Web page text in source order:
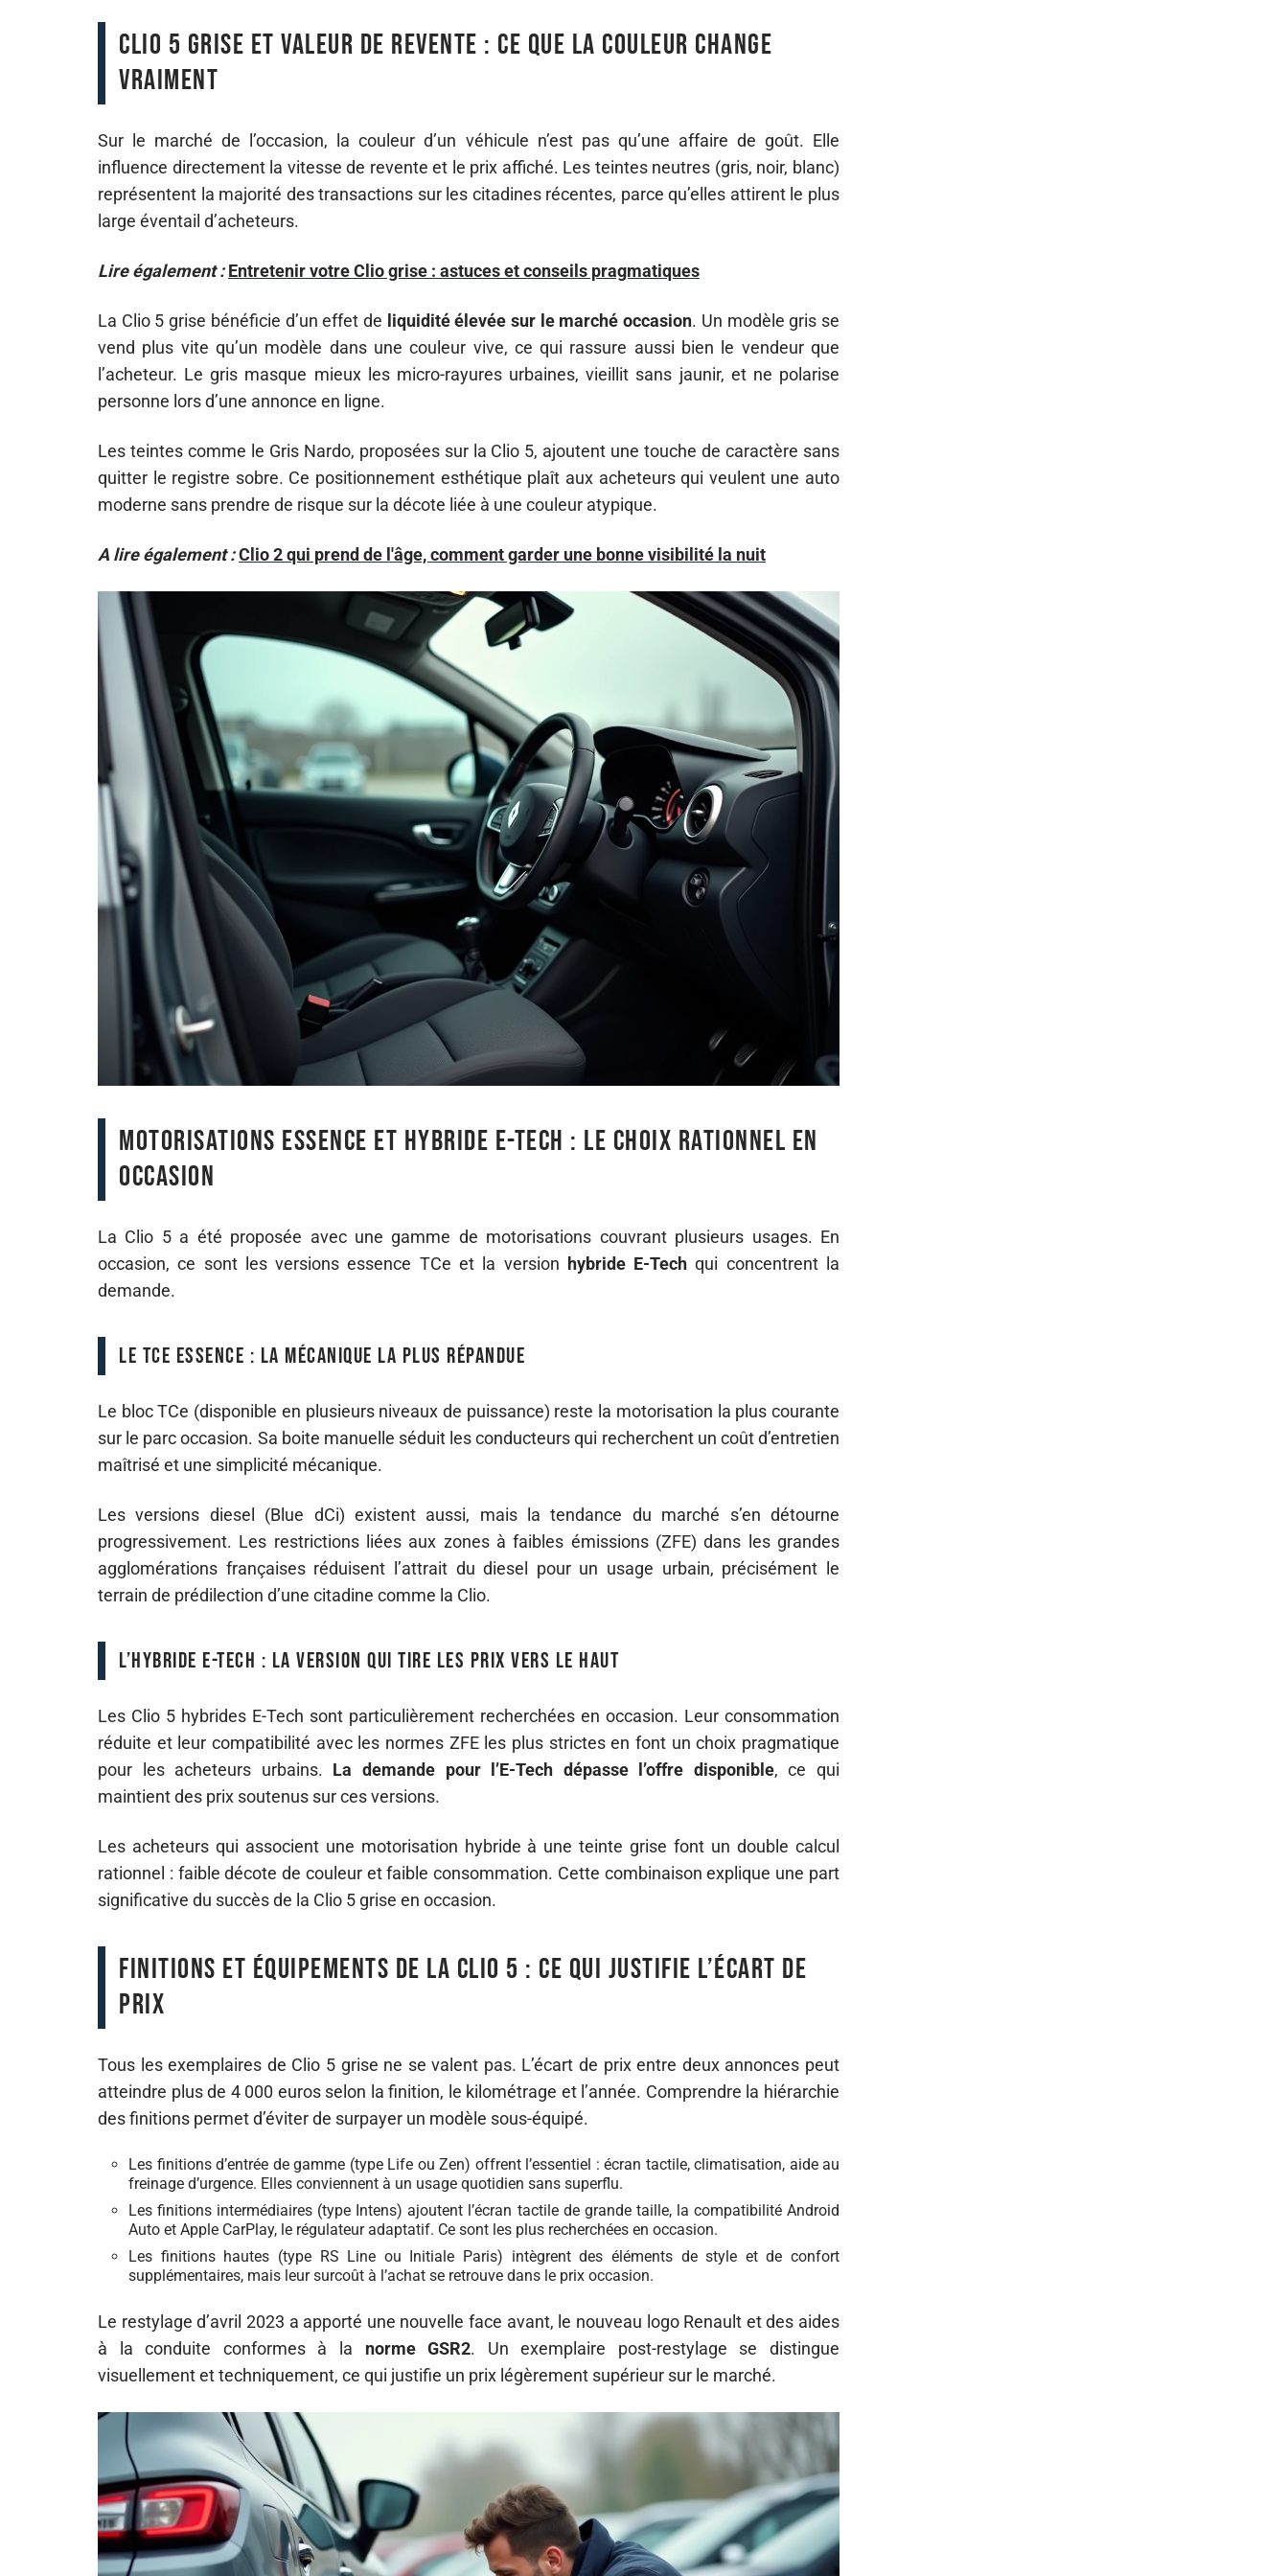
Clio 5 grise et valeur de revente : ce que la couleur change
vraiment
Sur le marché de l’occasion, la couleur d’un véhicule n’est pas qu’une affaire de goût. Elle
influence directement la vitesse de revente et le prix affiché. Les teintes neutres (gris, noir, blanc)
représentent la majorité des transactions sur les citadines récentes, parce qu’elles attirent le plus
large éventail d’acheteurs.
Lire également : Entretenir votre Clio grise : astuces et conseils pragmatiques
La Clio 5 grise bénéficie d’un effet de liquidité élevée sur le marché occasion. Un modèle gris se
vend plus vite qu’un modèle dans une couleur vive, ce qui rassure aussi bien le vendeur que
l’acheteur. Le gris masque mieux les micro-rayures urbaines, vieillit sans jaunir, et ne polarise
personne lors d’une annonce en ligne.
Les teintes comme le Gris Nardo, proposées sur la Clio 5, ajoutent une touche de caractère sans
quitter le registre sobre. Ce positionnement esthétique plaît aux acheteurs qui veulent une auto
moderne sans prendre de risque sur la décote liée à une couleur atypique.
A lire également :Clio 2 qui prend de l'âge, comment garder une bonne visibilité la nuit
Motorisations essence et hybride E-Tech : le choix rationnel en
occasion
La Clio 5 a été proposée avec une gamme de motorisations couvrant plusieurs usages. En
occasion, ce sont les versions essence TCe et la version hybride E-Tech qui concentrent la
demande.
Le TCe essence : la mécanique la plus répandue
Le bloc TCe (disponible en plusieurs niveaux de puissance) reste la motorisation la plus courante
sur le parc occasion. Sa boite manuelle séduit les conducteurs qui recherchent un coût d’entretien
maîtrisé et une simplicité mécanique.
Les versions diesel (Blue dCi) existent aussi, mais la tendance du marché s’en détourne
progressivement. Les restrictions liées aux zones à faibles émissions (ZFE) dans les grandes
agglomérations françaises réduisent l’attrait du diesel pour un usage urbain, précisément le
terrain de prédilection d’une citadine comme la Clio.
L’hybride E-Tech : la version qui tire les prix vers le haut
Les Clio 5 hybrides E-Tech sont particulièrement recherchées en occasion. Leur consommation
réduite et leur compatibilité avec les normes ZFE les plus strictes en font un choix pragmatique
pour les acheteurs urbains. La demande pour l’E-Tech dépasse l’offre disponible, ce qui
maintient des prix soutenus sur ces versions.
Les acheteurs qui associent une motorisation hybride à une teinte grise font un double calcul
rationnel : faible décote de couleur et faible consommation. Cette combinaison explique une part
significative du succès de la Clio 5 grise en occasion.
Finitions et équipements de la Clio 5 : ce qui justifie l’écart de
prix
Tous les exemplaires de Clio 5 grise ne se valent pas. L’écart de prix entre deux annonces peut
atteindre plus de 4 000 euros selon la finition, le kilométrage et l’année. Comprendre la hiérarchie
des finitions permet d’éviter de surpayer un modèle sous-équipé.
Les finitions d’entrée de gamme (type Life ou Zen) offrent l’essentiel : écran tactile, climatisation, aide au
freinage d’urgence. Elles conviennent à un usage quotidien sans superflu.
Les finitions intermédiaires (type Intens) ajoutent l’écran tactile de grande taille, la compatibilité Android
Auto et Apple CarPlay, le régulateur adaptatif. Ce sont les plus recherchées en occasion.
Les finitions hautes (type RS Line ou Initiale Paris) intègrent des éléments de style et de confort
supplémentaires, mais leur surcoût à l’achat se retrouve dans le prix occasion.
Le restylage d’avril 2023 a apporté une nouvelle face avant, le nouveau logo Renault et des aides
à la conduite conformes à la norme GSR2. Un exemplaire post-restylage se distingue
visuellement et techniquement, ce qui justifie un prix légèrement supérieur sur le marché.